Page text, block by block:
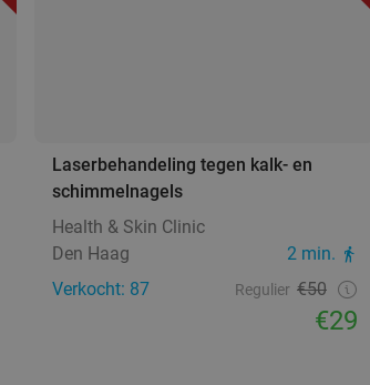
Laserbehandeling tegen kalk- en
schimmelnagels
Health & Skin Clinic
Den Haag
2 min.
Verkocht: 87
Regulier €50
€29